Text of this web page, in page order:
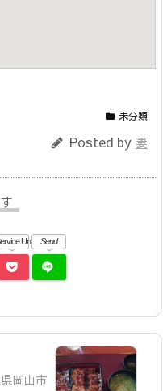
未分類
Posted by 妻
Una Send
岡山市